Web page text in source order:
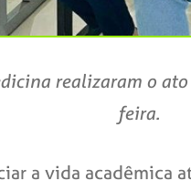
realizaram o
feira.
a vida acadêmica